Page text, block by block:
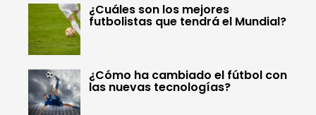
¿Cuáles son los mejores
futbolistas que tendrá el Mundial?
¿Cómo ha cambiado el fútbol con
las nuevas tecnologías?